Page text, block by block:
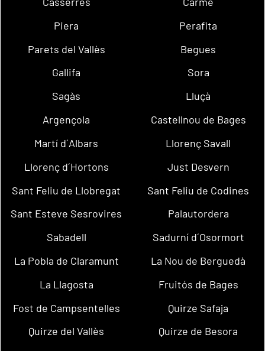
Piera
Perafita
Parets del Vallès
Begues
Gallifa
Sora
Sagàs
Lluçà
Argençola
Castellnou de Bages
Martí d´Albars
Llorenç Savall
Llorenç d´Hortons
Just Desvern
Sant Feliu de Llobregat
Sant Feliu de Codines
Sant Esteve Sesrovires
Palautordera
Sabadell
Sadurní d´Osormort
La Pobla de Claramunt
La Nou de Berguedà
La Llagosta
Fruitós de Bages
Fost de Campsentelles
Quirze Safaja
Quirze del Vallès
Quirze de Besora